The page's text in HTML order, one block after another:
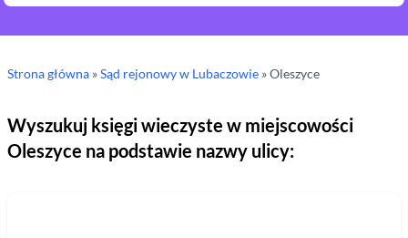
Strona główna »Sąd rejonowyw Lubaczowie »Oleszyce
Wyszukuj księgi wieczyste w miejscowości
Oleszyce na podstawie nazwy ulicy: